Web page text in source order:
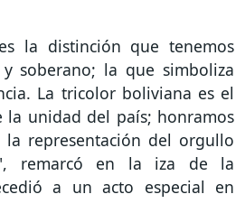
la distinción que tenemos
soberano; la que simboliza
La tricolor boliviana es el
la unidad del país; honramos
representación del orgullo
remarcó en la iza de la
a un acto especial en